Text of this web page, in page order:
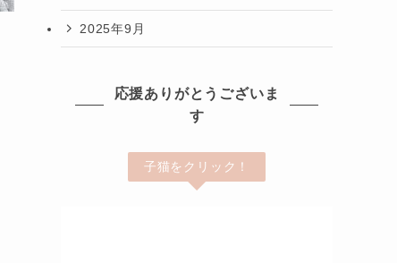
2025年9月
応援ありがとうございま
す
子猫をクリック！